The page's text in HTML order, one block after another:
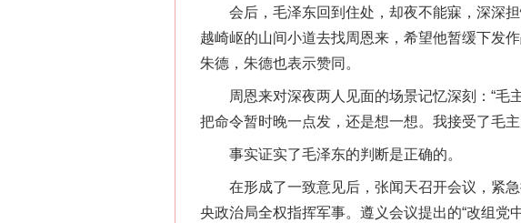
会后，毛泽东回到住处，却夜不能寐，深深担
越崎岖的山间小道去找周恩来，希望他暂缓下发
朱德，朱德也表示赞同。
周恩来对深夜两人见面的场景记忆深刻：“毛
把命令暂时晚一点发，还是想一想。我接受了毛
事实证实了毛泽东的判断是正确的。
在形成了一致意见后，张闻天召开会议，紧急
央政治局全权指挥军事。遵义会议提出的“改组党